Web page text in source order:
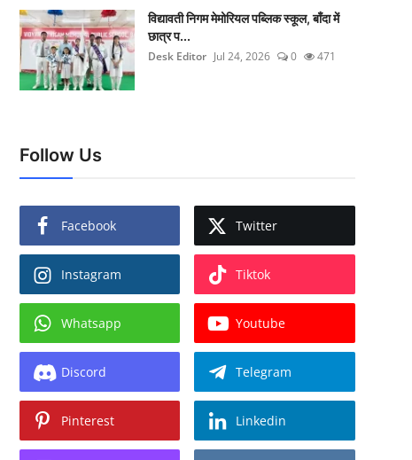
विद्यावती निगम मेमोरियल पब्लिक स्कूल, बाँदा में
छात्र प...
Desk Editor Jul 24, 2026 0 471
Follow Us
Facebook Twitter
Instagram Tiktok
Whatsapp Youtube
Discord Telegram
Pinterest Linkedin